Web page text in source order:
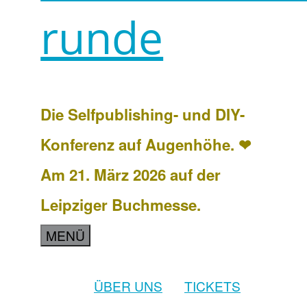
runde
Die Selfpublishing- und DIY-
Konferenz auf Augenhöhe. ❤
Am 21. März 2026 auf der
Leipziger Buchmesse.
MENÜ
ÜBER UNS
TICKETS